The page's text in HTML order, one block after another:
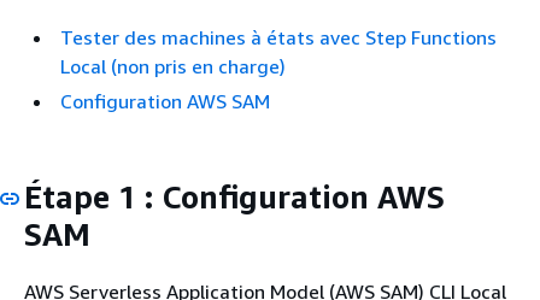
Tester des machines à états avec Step Functions
Local (non pris en charge)
Configuration AWS SAM
Étape 1 : Configuration AWS
SAM
AWS Serverless Application Model (AWS SAM) CLI Local